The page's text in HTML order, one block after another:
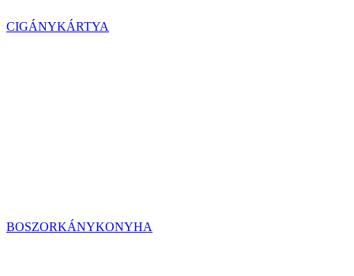
CIGÁNYKÁRTYA
BOSZORKÁNYKONYHA